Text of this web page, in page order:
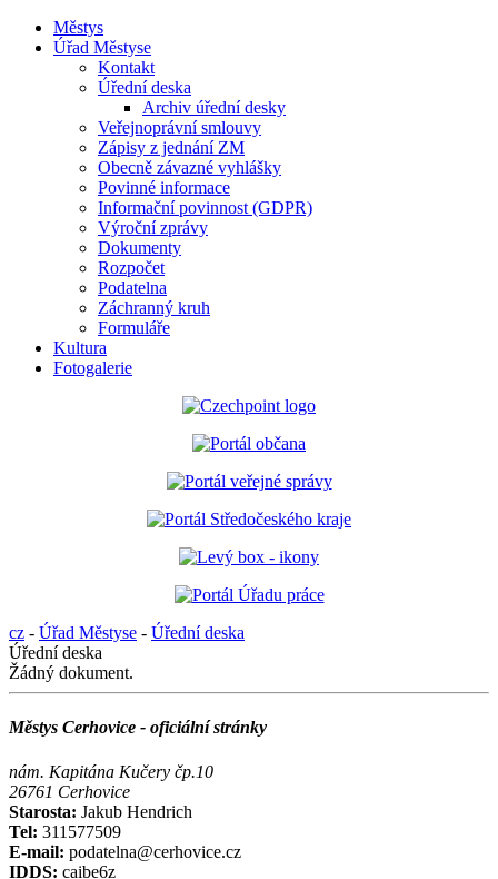
Městys
Úřad Městyse
Kontakt
Úřední deska
Archiv úřední desky
Veřejnoprávní smlouvy
Zápisy z jednání ZM
Obecně závazné vyhlášky
Povinné informace
Informační povinnost (GDPR)
Výroční zprávy
Dokumenty
Rozpočet
Podatelna
Záchranný kruh
Formuláře
Kultura
Fotogalerie
cz - Úřad Městyse - Úřední deska
Úřední deska
Žádný dokument.
Městys Cerhovice - oficiální stránky
nám. Kapitána Kučery čp.10
26761 Cerhovice
Starosta: Jakub Hendrich
Tel: 311577509
E-mail: podatelna@cerhovice.cz
IDDS: caibe6z